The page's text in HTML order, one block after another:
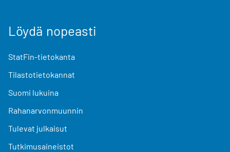
Löydä nopeasti
StatFin-tietokanta
Tilastotietokannat
Suomi lukuina
Rahanarvonmuunnin
Tulevat julkaisut
Tutkimusaineistot